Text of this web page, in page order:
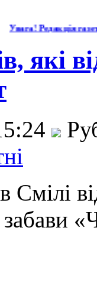
Увага! Редакція
які
Смілі